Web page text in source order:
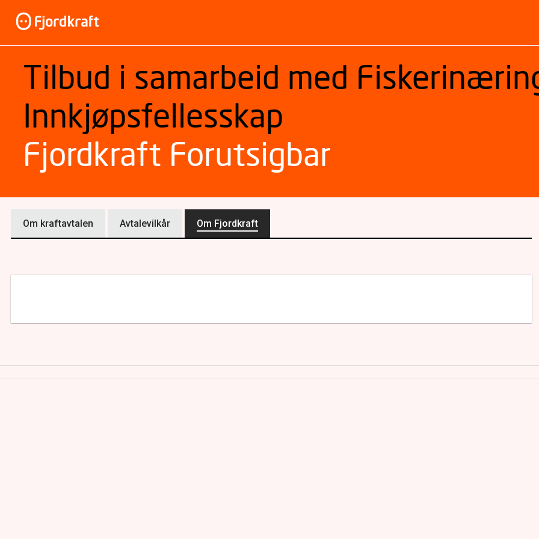
Tilbud i samarbeid med
Innkjøpsfellesskap
Fjordkraft Forutsigbar
Om kraftavtalen Avtalevilkår Om Fjordkraft